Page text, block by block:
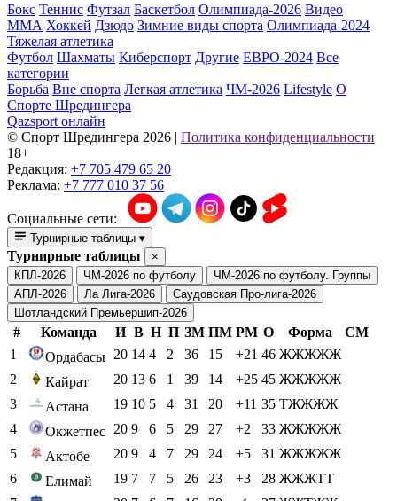
Бокс Теннис Футзал Баскетбол Олимпиада-2026 Видео
ММА Хоккей Дзюдо Зимние виды спорта Олимпиада-2024
Тяжелая атлетика
Футбол Шахматы Киберспорт Другие ЕВРО-2024 Все
категории
Борьба Вне спорта Легкая атлетика ЧМ-2026 Lifestyle О
Спорте Шредингера
Qazsport онлайн
© Cпорт Шредингера 2026 | Политика конфиденциальности
18+
Редакция: +7 705 479 65 20
Реклама: +7 777 010 37 56
Социальные сети:
Турнирные таблицы ▾
Турнирные таблицы
×
КПЛ-2026
ЧМ-2026 по футболу
ЧМ-2026 по футболу. Группы
АПЛ-2026
Ла Лига-2026
Саудовская Про-лига-2026
Шотландский Премьершип-2026
# Команда И В Н П ЗМ ПМ РМ О Форма
СМ
1
Ордабасы 20 14 4 2 36 15 +21 46 ЖЖЖЖЖ
2
Кайрат 20 13 6 1 39 14 +25 45 ЖЖЖЖЖ
3
Астана 19 10 5 4 31 20 +11 35 ТЖЖЖЖ
4
Окжетпес 20 9 6 5 29 27 +2 33 ЖЖЖЖЖ
5
Актобе 20 9 4 7 29 24 +5 31 ЖЖЖЖЖ
6
Елимай 19 7 7 5 26 23 +3 28 ЖЖЖТТ